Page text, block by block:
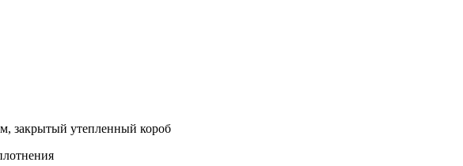
закрытый утепленный короб